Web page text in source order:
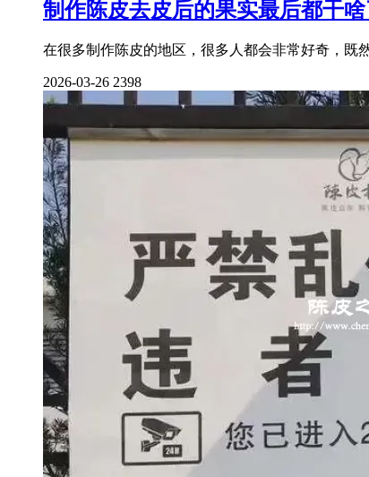
制作陈皮去皮后的果实最后都干啥
在很多制作陈皮的地区，很多人都会非常好奇，既
2026-03-26 2398